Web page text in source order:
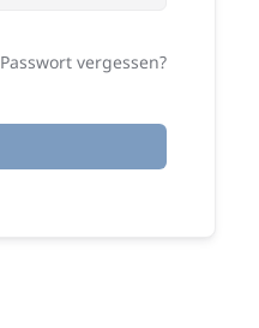
Passwort vergessen?